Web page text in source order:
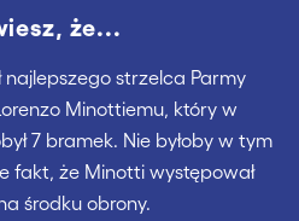
że...
najlepszego strzelca Parmy
Minottiemu, który w
7 bramek. Nie byłoby w tym
fakt, że Minotti występował
środku obrony.